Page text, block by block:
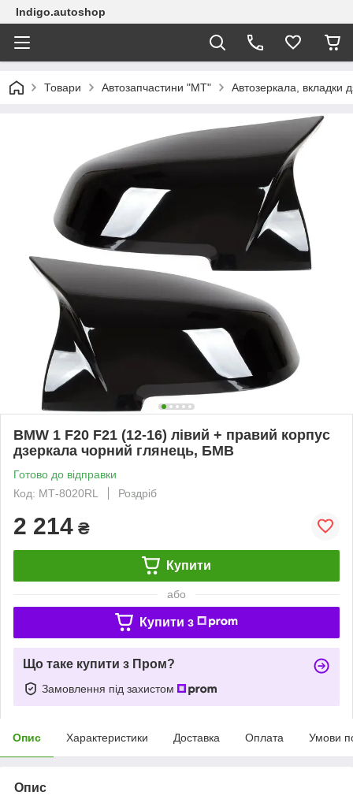
Indigo.autoshop
Товари Автозапчастини "МТ" Автозеркала, вкладки
BMW 1 F20 F21 (12-16) лівий + правий корпус
дзеркала чорний глянець, БМВ
Готово до відправки
Код: МТ-8020RL
Роздріб
2 214 ₴
Купити
або
Купити з
Що таке купити з Пром?
Замовлення під захистом
Опис Характеристики Доставка Оплата Умови
Опис